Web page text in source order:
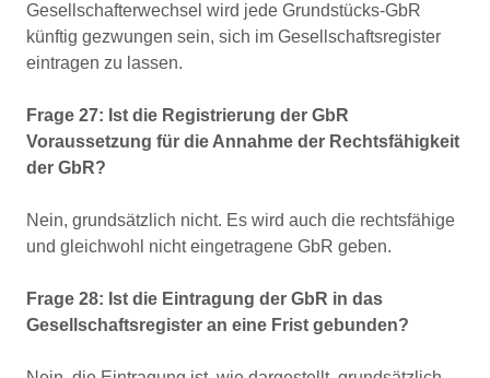
Gesellschafterwechsel wird jede Grundstücks-GbR
künftig gezwungen sein, sich im Gesellschaftsregister
eintragen zu lassen.
Frage 27: Ist die Registrierung der GbR
Voraussetzung für die Annahme der Rechtsfähigkeit
der GbR?
Nein, grundsätzlich nicht. Es wird auch die rechtsfähige
und gleichwohl nicht eingetragene GbR geben.
Frage 28: Ist die Eintragung der GbR in das
Gesellschaftsregister an eine Frist gebunden?